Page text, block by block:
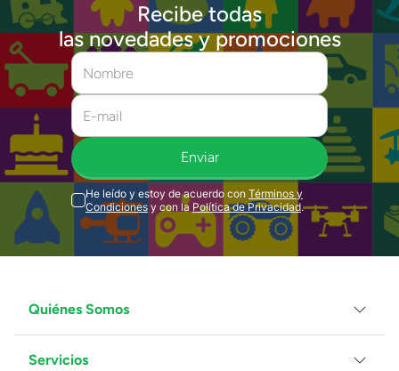
Recibe todas
las novedades y promociones
Enviar
He leído y estoy de acuerdo con Términos y
Condiciones y con la Política de Privacidad.
Quiénes Somos
Grupo Juguetron
Servicios